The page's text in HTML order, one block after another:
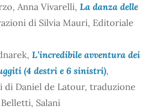
Anna Vivarelli, La danza delle
di Silvia Mauri, Editoriale
L’incredibile avventura dei
(4 destri e 6 sinistri),
di Daniel de Latour, traduzione
Salani